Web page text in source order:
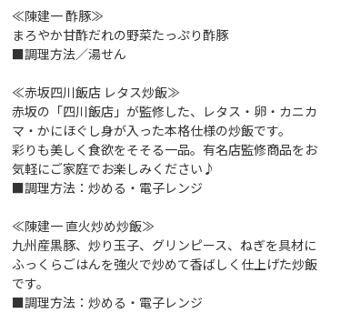
≪陳建一 酢豚≫
まろやか甘酢だれの野菜たっぷり酢豚
■調理方法／湯せん
≪赤坂四川飯店 レタス炒飯≫
赤坂の「四川飯店」が監修した、レタス・卵・カニカ
マ・かにほぐし身が入った本格仕様の炒飯です。
彩りも美しく食欲をそそる一品。有名店監修商品をお
気軽にご家庭でお楽しみください♪
■調理方法：炒める・電子レンジ
≪陳建一 直火炒め炒飯≫
九州産黒豚、炒り玉子、グリンピース、ねぎを具材に
ふっくらごはんを強火で炒めて香ばしく仕上げた炒飯
です。
■調理方法：炒める・電子レンジ